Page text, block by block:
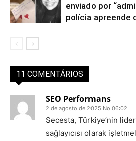
enviado por
polícia apreende
11 COMENTÁRIOS
SEO Performans
2 de agosto de 2025 No 06:02
Secesta, Türkiye’nin
sağlayıcısı olarak